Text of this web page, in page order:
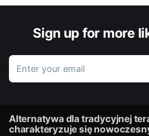
Sign up for more
Enter your email
Alternatywa dla tradycyjnej
charakteryzuje się